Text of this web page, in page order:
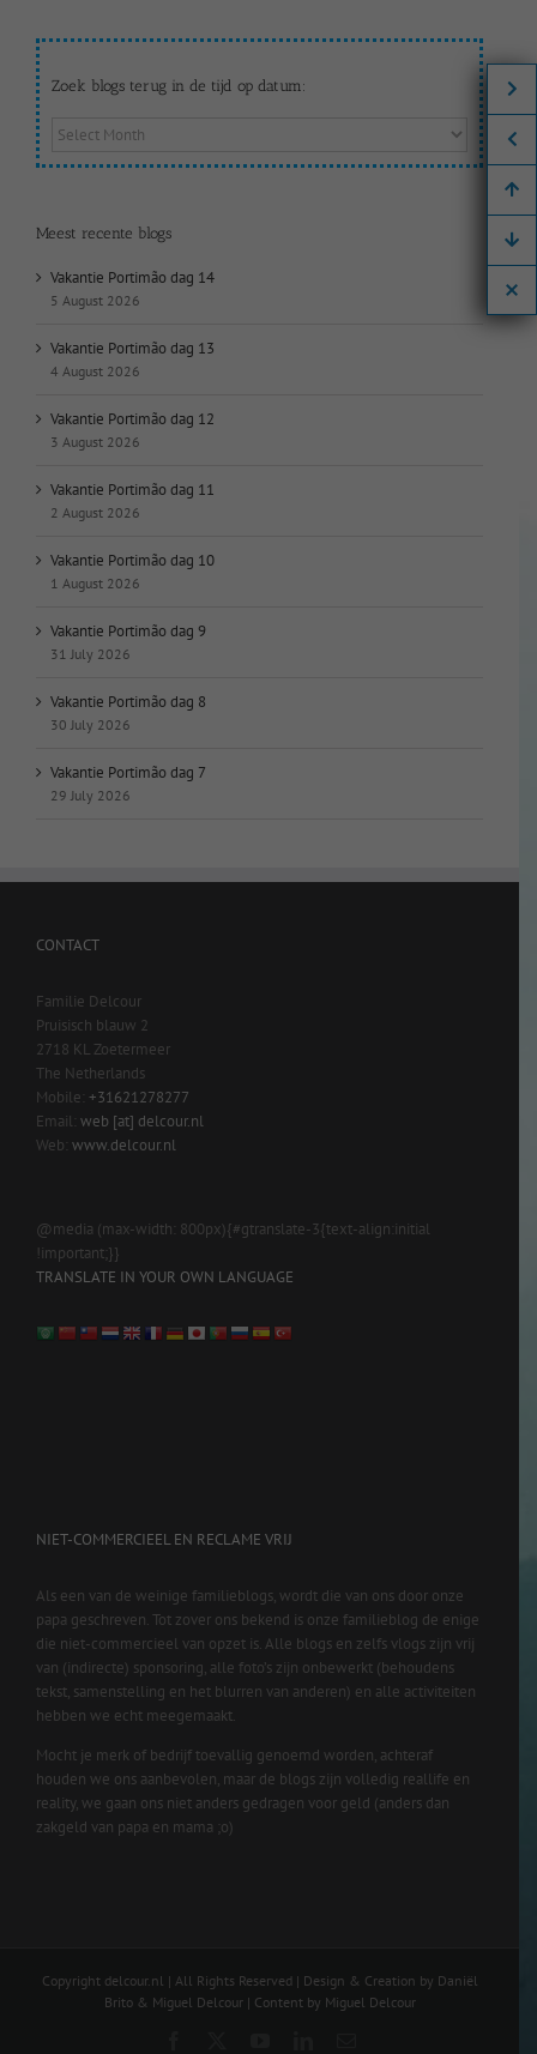
Zoek blogs terug in de tijd op datum:
Zoek
op
datum:
Meest recente blogs
Vakantie Portimão dag 14
5 August 2026
Vakantie Portimão dag 13
4 August 2026
Vakantie Portimão dag 12
3 August 2026
Vakantie Portimão dag 11
2 August 2026
Vakantie Portimão dag 10
1 August 2026
Vakantie Portimão dag 9
31 July 2026
Vakantie Portimão dag 8
30 July 2026
Vakantie Portimão dag 7
29 July 2026
CONTACT
Familie Delcour
Pruisisch blauw 2
2718 KL Zoetermeer
The Netherlands
Mobile: +31621278277
Email: web [at] delcour.nl
Web: www.delcour.nl
@media (max-width: 800px){#gtranslate-3{text-align:initial
!important;}}
TRANSLATE IN YOUR OWN LANGUAGE
NIET-COMMERCIEEL EN RECLAME VRIJ
Als een van de weinige familieblogs, wordt die van ons door onze
papa geschreven. Tot zover ons bekend is onze familieblog de enige
die niet-commercieel van opzet is. Alle blogs en zelfs vlogs zijn vrij
van (indirecte) sponsoring, alle foto’s zijn onbewerkt (behoudens
tekst, samenstelling en het blurren van anderen) en alle activiteiten
hebben we echt meegemaakt.
Mocht je merk of bedrijf toevallig genoemd worden, achteraf
houden we ons aanbevolen, maar de blogs zijn volledig reallife en
reality, we gaan ons niet anders gedragen voor geld (anders dan
zakgeld van papa en mama ;o)
Copyright delcour.nl | All Rights Reserved | Design & Creation by Daniël
Brito & Miguel Delcour | Content by Miguel Delcour